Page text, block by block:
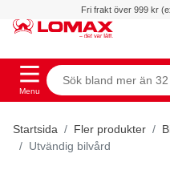
Fri frakt över 999 kr
Menu
Startsida Fler produkter
Utvändig bilvård